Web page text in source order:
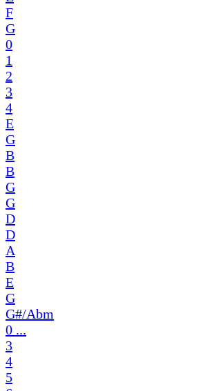
F
G
0
1
2
3
4
E
G
B
B
G
G
D
D
A
B
E
G
G#/Abm
0 ...
3
4
5